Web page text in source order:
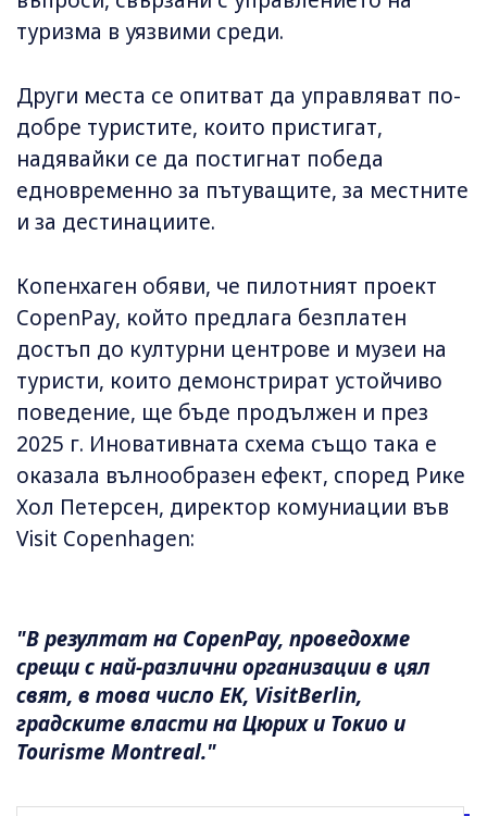
туризма в уязвими среди.
Други места се опитват да управляват по-
добре туристите, които пристигат,
надявайки се да постигнат победа
едновременно за пътуващите, за местните
и за дестинациите.
Копенхаген обяви, че пилотният проект
CopenPay, който предлага безплатен
достъп до културни центрове и музеи на
туристи, които демонстрират устойчиво
поведение, ще бъде продължен и през
2025 г. Иновативната схема също така е
оказала вълнообразен ефект, според Рике
Хол Петерсен, директор комуниации във
Visit Copenhagen:
"В резултат на CopenPay, проведохме
срещи с най-различни организации в цял
свят, в това число ЕК, VisitBerlin,
градските власти на Цюрих и Токио и
Tourisme Montreal."